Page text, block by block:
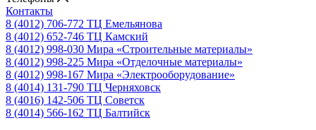
Контакты
8 (4012) 706-772 ТЦ Емельянова
8 (4012) 652-746 ТЦ Камский
8 (4012) 998-030 Мира «Строительные материалы»
8 (4012) 998-225 Мира «Отделочные материалы»
8 (4012) 998-167 Мира «Электрооборудование»
8 (4014) 131-790 ТЦ Черняховск
8 (4016) 142-506 ТЦ Советск
8 (4014) 566-162 ТЦ Балтийск